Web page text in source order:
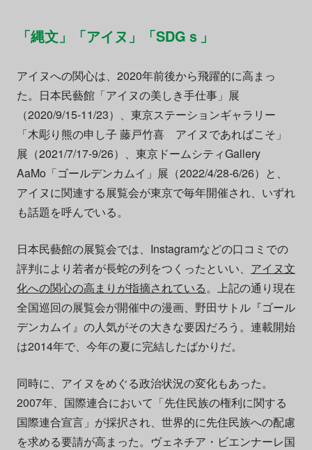
「縄文」「アイヌ」「SDGｓ」
アイヌへの関心は、2020年前後から飛躍的に高まっ
た。日本民藝館「アイヌの美しき手仕事」展
（2020/9/15-11/23）、東京ステーションギャラリー
「木彫り熊の申し子 藤戸竹喜 アイヌであればこそ」
展（2021/7/17-9/26）、東京ドームシティGallery
AaMo「ゴールデンカムイ」展（2022/4/28-6/26）と、
アイヌに関連する展覧会が東京で毎年開催され、いずれ
も話題を呼んでいる。
日本民藝館の展覧会では、Instagramなどの口コミでの
評判により若者が長蛇の列をつくったといい、 アイヌ文
化への関心の高まりが指摘されている。上記の通り現在
全国巡回の展覧会が開催中の漫画、野田サトル『ゴール
デンカムイ』の人気がその大きな要因だろう。連載開始
は2014年で、今年の夏に完結したばかりだ。
同時に、アイヌをめぐる政治状況の変化もあった。
2007年、国際連合において「先住民族の権利に関する
国際連合宣言」が採択され、世界的に先住民族への配慮
を求める要請が高まった。ヴェネチア・ビエンナーレ国